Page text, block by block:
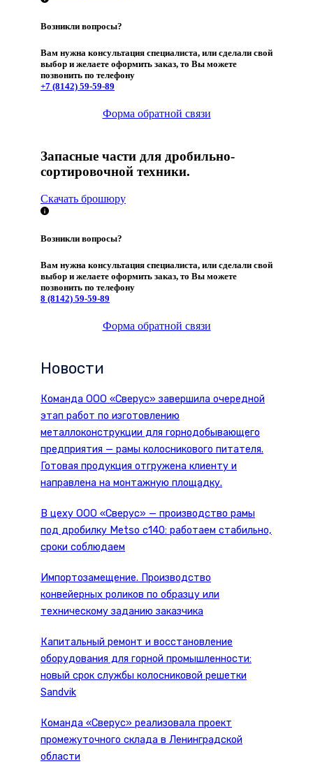
Возникли вопросы?
Вам нужна консультация специалиста, или сделали свой
выбор и желаете оформить заказ, то Вы можете
позвонить по телефону
+7 (8142) 59-59-89
Форма обратной связи
Запасные части для дробильно-
сортировочной техники.
Скачать брошюру
Возникли вопросы?
Вам нужна консультация специалиста, или сделали свой
выбор и желаете оформить заказ, то Вы можете
позвонить по телефону
8 (8142) 59-59-89
Форма обратной связи
Новости
Команда ООО «Сверус» завершила очередной
этап работ по изготовлению
металлоконструкции для горнодобывающего
предприятия — рамы колосникового питателя.
Готовая продукция отгружена клиенту и
направлена на монтажную площадку.
В цеху ООО «Сверус» — производство рамы
под дробилку Metso c140: работаем стабильно,
сроки соблюдаем
Импортозамещение. Производство
конвейерных роликов по образцу или
техническому заданию заказчика
Капитальный ремонт и восстановление
оборудования для горной промышленности:
новый срок службы колосниковой решетки
Sandvik
Команда «Сверус» реализовала проект
промежуточного склада в Ленинградской
области